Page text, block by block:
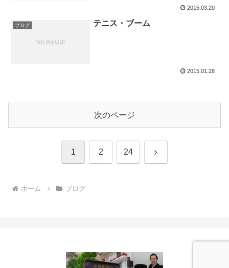
2015.03.20
ブログ テニス・ブーム
2015.01.28
次のページ
1 2 24 次
ホーム ブログ